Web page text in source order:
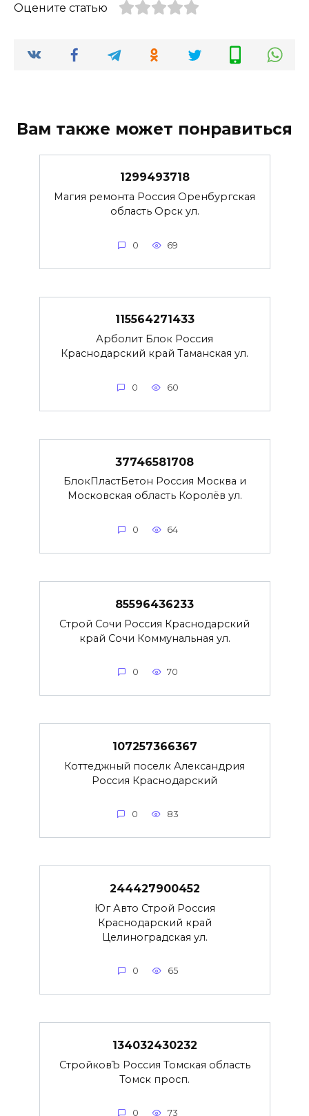
Оцените статью
Вам также может понравиться
1299493718
Магия ремонта Россия Оренбургская
область Орск ул.
0 69
115564271433
Арболит Блок Россия
Краснодарский край Таманская ул.
0 60
37746581708
БлокПластБетон Россия Москва и
Московская область Королёв ул.
0 64
85596436233
Строй Сочи Россия Краснодарский
край Сочи Коммунальная ул.
0 70
107257366367
Коттеджный поселк Александрия
Россия Краснодарский
0 83
244427900452
Юг Авто Строй Россия
Краснодарский край
Целиноградская ул.
0 65
134032430232
СтройковЪ Россия Томская область
Томск просп.
0 73